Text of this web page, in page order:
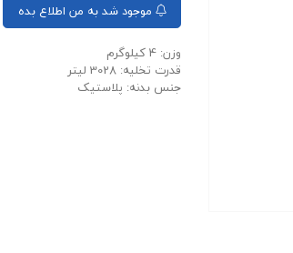
موجود شد به من اطلاع بده
وزن: 4 کیلوگرم
قدرت تخلیه: 3028 لیتر
جنس بدنه: پلاستیک